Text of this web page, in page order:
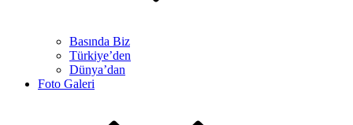
Basında Biz
Türkiye’den
Dünya’dan
Foto Galeri